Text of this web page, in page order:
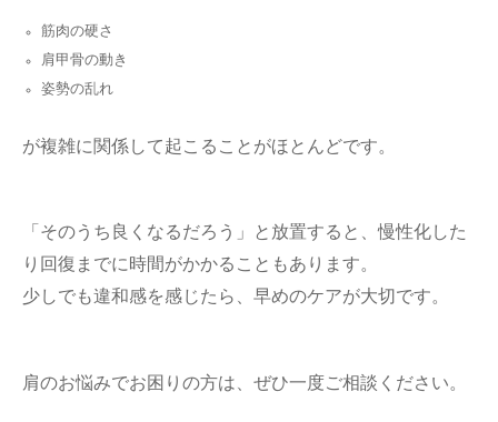
筋肉の硬さ
肩甲骨の動き
姿勢の乱れ
が複雑に関係して起こることがほとんどです。
「そのうち良くなるだろう」と放置すると、慢性化した
り回復までに時間がかかることもあります。
少しでも違和感を感じたら、早めのケアが大切です。
肩のお悩みでお困りの方は、ぜひ一度ご相談ください。